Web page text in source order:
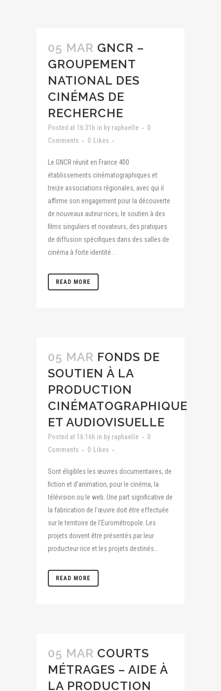
05 MAR GNCR –
GROUPEMENT
NATIONAL DES
CINÉMAS DE
RECHERCHE
Posted at 16:31h in by raphaelle
0
Comments
0 Likes
Le GNCR réunit en France 400
établissements cinématographiques et
treize associations régionales, avec qui il
affirme son engagement pour la découverte
de nouveaux auteur·rices, le soutien à des
films singuliers et novateurs, des pratiques
de diffusion spécifiques dans des salles de
cinéma à forte identité...
READ MORE
05 MAR FONDS DE
SOUTIEN À LA
PRODUCTION
CINÉMATOGRAPHIQUE
ET AUDIOVISUELLE
Posted at 16:16h in by raphaelle
0
Comments
0 Likes
Sont éligibles les œuvres documentaires, de
fiction et d’animation, pour le cinéma, la
télévision ou le web. Une part significative de
la fabrication de l’œuvre doit être effectuée
sur le territoire de l’Eurométropole. Les
projets doivent être présentés par leur
producteur·rice et les projets destinés...
READ MORE
05 MAR COURTS
MÉTRAGES – AIDE À
LA PRODUCTION